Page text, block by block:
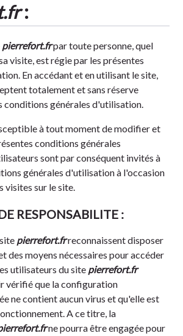
:
pierrefort.frpar toute personne, quel
visite, est régie par les présentes
En accédant et en utilisant le site,
totalement et sans réserve
conditions générales d'utilisation.
à tout moment de modifier et
conditions générales
sont par conséquent invités à
générales d'utilisation à l'occasion
visites sur le site.
RESPONSABILITE :
pierrefort.frreconnaissent disposer
des moyens nécessaires pour accéder
utilisateurs du site pierrefort.fr
vérifié que la configuration
ne contient aucun virus et qu'elle est
A ce titre, la
ne pourra être engagée pour